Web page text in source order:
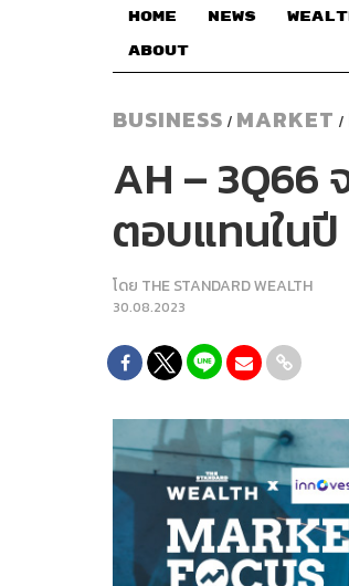
HOME NEWS
ABOUT
BUSINESS / MARKET /
AH – 3Q66
ตอบแทนในปี
โดย THE STANDARD WEALTH
30.08.2023